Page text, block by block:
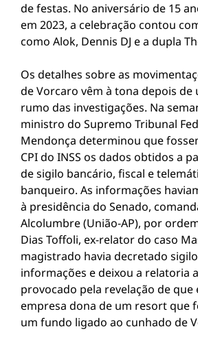
de festas. No aniversário de 15
em 2023, a celebração contou
como Alok, Dennis DJ e a dupla
Os detalhes sobre as
de Vorcaro vêm à tona depois de
rumo das investigações. Na
ministro do Supremo Tribunal
Mendonça determinou que
CPI do INSS os dados obtidos a
de sigilo bancário, fiscal e
banqueiro. As informações
à presidência do Senado,
Alcolumbre (União-AP), por
Dias Toffoli, ex-relator do caso
magistrado havia decretado
informações e deixou a relatoria
provocado pela revelação de que
empresa dona de um resort que
um fundo ligado ao cunhado de